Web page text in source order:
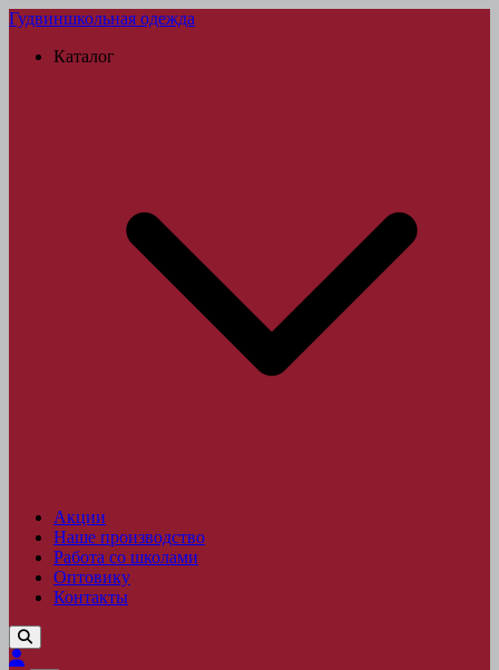
Гудвиншкольная одежда
Каталог
Акции
Наше производство
Работа со школами
Оптовику
Контакты